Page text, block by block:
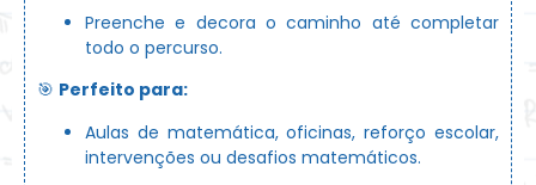
Preenche e decora o caminho até completar
todo o percurso.
🎯 Perfeito para:
Aulas de matemática, oficinas, reforço escolar,
intervenções ou desafios matemáticos.